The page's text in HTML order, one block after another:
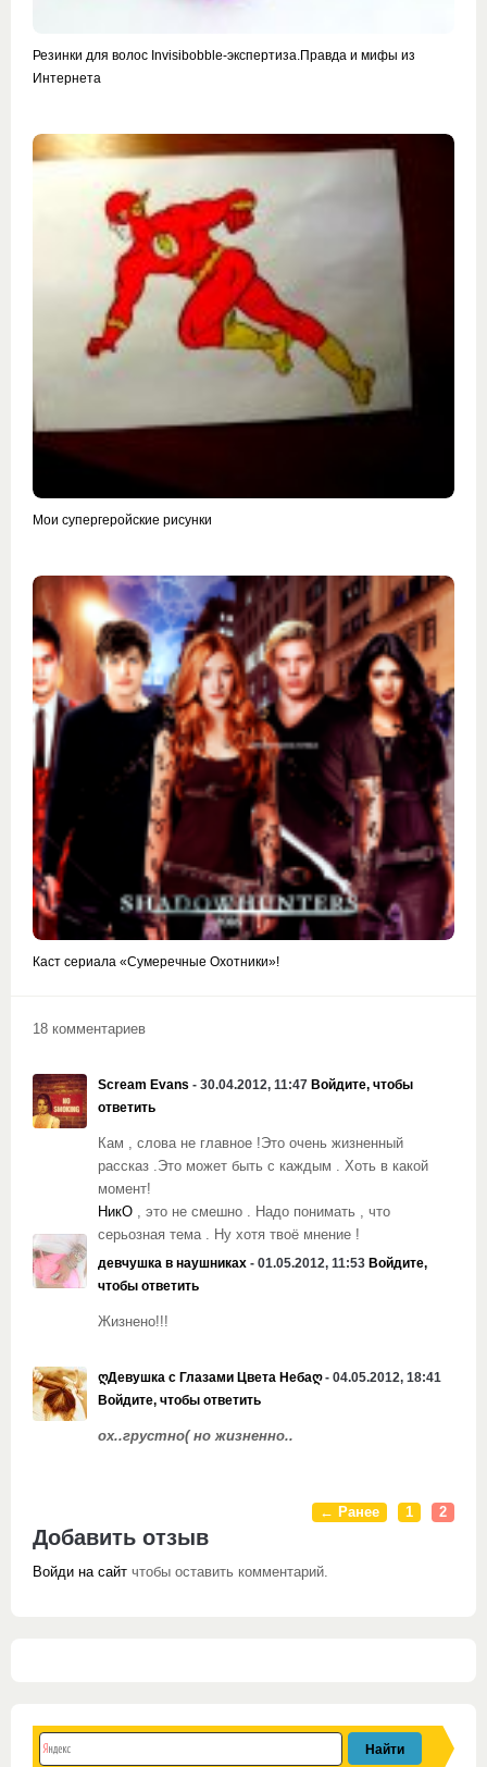
Резинки для волос Invisibobble-экспертиза.Правда и мифы из
Интернета
Мои супергеройские рисунки
Каст сериала «Сумеречные Охотники»!
18 комментариев
Scream Evans - 30.04.2012, 11:47 Войдите, чтобы
ответить
Кам , слова не главное !Это очень жизненный
рассказ .Это может быть с каждым . Хоть в какой
момент!
НикO , это не смешно . Надо понимать , что
серьозная тема . Ну хотя твоё мнение !
девчушка в наушниках - 01.05.2012, 11:53 Войдите,
чтобы ответить
Жизнено!!!
ღДевушка с Глазами Цвета Небаღ- 04.05.2012, 18:41
Войдите, чтобы ответить
ох..грустно( но жизненно..
← Ранее 1 2
Добавить отзыв
Войди на сайт чтобы оставить комментарий.